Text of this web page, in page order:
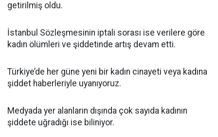
getirilmiş oldu.
İstanbul Sözleşmesinin iptali sorası ise verilere göre
kadın ölümleri ve şiddetinde artış devam etti.
Türkiye’de her güne yeni bir kadın cinayeti veya kadına
şiddet haberleriyle uyanıyoruz.
Medyada yer alanların dışında çok sayıda kadının
şiddete uğradığı ise biliniyor.